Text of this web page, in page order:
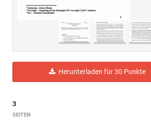
Herunterladen für 30 Punkte
3
SEITEN